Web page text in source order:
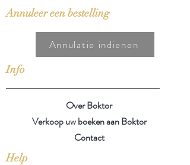
Annuleer een bestelling
Annulatie indienen
Info
Over Boktor
Verkoop uw boeken aan Boktor
Contact
Help